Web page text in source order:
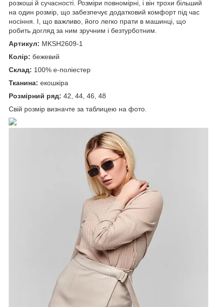
розкоші й сучасності. Розміри повномірні, і він трохи більший
на один розмір, що забезпечує додатковий комфорт під час
носіння. І, що важливо, його легко прати в машинці, що
робить догляд за ним зручним і безтурботним.
Артикул: MKSH2609-1
Колір: бежевий
Склад: 100% е-поліестер
Тканина: екошкіра
Розмірний ряд: 42, 44, 46, 48
Свій розмір визначте за таблицею на фото.